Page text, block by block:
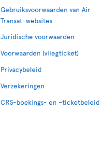
Gebruiksvoorwaarden van Air
Transat-websites
Juridische voorwaarden
Voorwaarden (vliegticket)
Privacybeleid
Verzekeringen
CRS-boekings- en –ticketbeleid